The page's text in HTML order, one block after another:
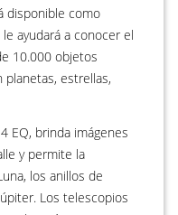
disponible como
ayudará a conocer el
10.000 objetos
estrellas,
EQ, brinda imágenes
y permite la
los anillos de
Los telescopios